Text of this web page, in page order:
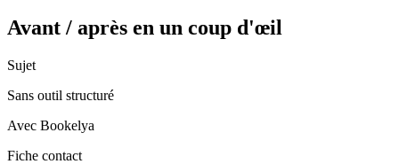
Avant / après en un coup d'œil
Sujet
Sans outil structuré
Avec Bookelya
Fiche contact